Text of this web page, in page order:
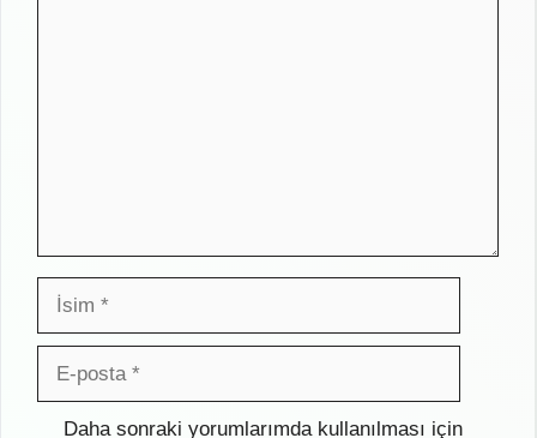
İsim
posta
İnternet
Daha sonraki yorumlarımda kullanılması için